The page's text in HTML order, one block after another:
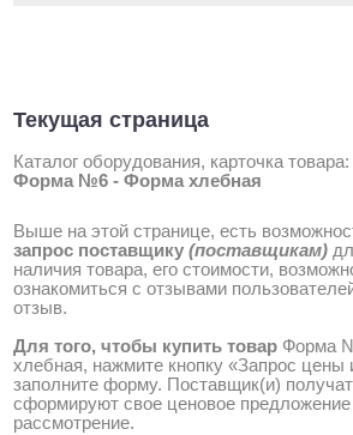
Текущая страница
Каталог оборудования, карточка товара:
Форма №6 - Форма хлебная
Выше на этой странице, есть
запрос поставщику (поставщикам)
наличия товара, его стоимости,
ознакомиться с отзывами
отзыв.
Для того, чтобы купить товар Форма
хлебная, нажмите кнопку «Запрос цены
заполните форму. Поставщик(и)
сформируют свое ценовое
рассмотрение.